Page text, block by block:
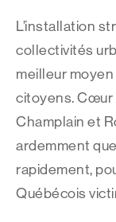
L’installation
collectivités
meilleur
citoyens. Cœur
Champlain et
ardemment
rapidement,
Québécois